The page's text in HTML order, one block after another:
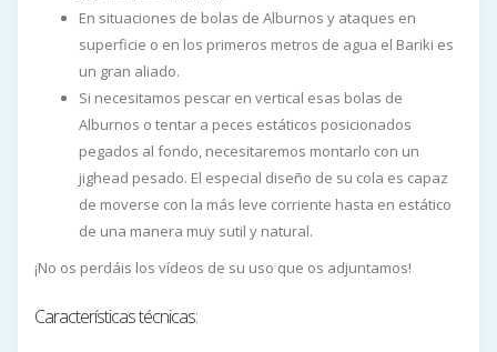
En situaciones de bolas de Alburnos y ataques en
superficie o en los primeros metros de agua el Bariki es
un gran aliado.
Si necesitamos pescar en vertical esas bolas de
Alburnos o tentar a peces estáticos posicionados
pegados al fondo, necesitaremos montarlo con un
jighead pesado. El especial diseño de su cola es capaz
de moverse con la más leve corriente hasta en estático
de una manera muy sutil y natural.
¡No os perdáis los vídeos de su uso que os adjuntamos!
Características técnicas: